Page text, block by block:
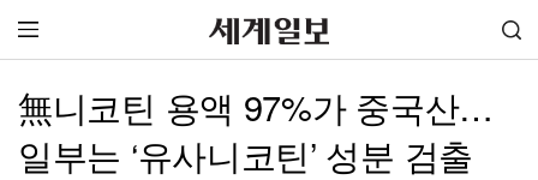
無니코틴 용액 97%가 중국산…
일부는 ‘유사니코틴’ 성분 검출